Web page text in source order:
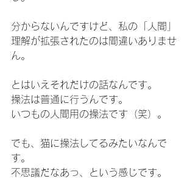
分からないんですけど、私の「人間」
理解が拡張されたのは間違いありませ
ん。
とはいえそれだけの話なんです。
操法は普通に行うんです。
いつもの人間用の操法です（笑）。
でも、猫に操法してるみたいなんで
す。
不思議だなあっ、という感じです。